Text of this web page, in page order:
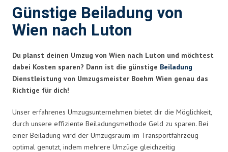
Günstige Beiladung von
Wien nach Luton
Du planst deinen Umzug von Wien nach Luton und möchtest
dabei Kosten sparen? Dann ist die günstige Beiladung
Dienstleistung von Umzugsmeister Boehm Wien genau das
Richtige für dich!
Unser erfahrenes Umzugsunternehmen bietet dir die Möglichkeit,
durch unsere effiziente Beiladungsmethode Geld zu sparen. Bei
einer Beiladung wird der Umzugsraum im Transportfahrzeug
optimal genutzt, indem mehrere Umzüge gleichzeitig